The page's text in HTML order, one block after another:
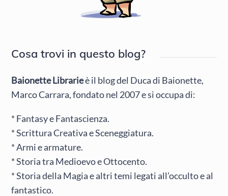
Cosa trovi in questo blog?
Baionette Librarieè il blog del Duca di Baionette,
Marco Carrara, fondato nel 2007 e si occupa di:
* Fantasy e Fantascienza.
* Scrittura Creativa e Sceneggiatura.
* Armi e armature.
* Storia tra Medioevo e Ottocento.
* Storia della Magia e altri temi legati all’occulto e al
fantastico.